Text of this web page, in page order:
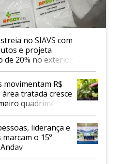
no SIAVS com
e projeta
de 20% no exterior
movimentam R$
área tratada cresce
quadrimestre
liderança e
o 15º